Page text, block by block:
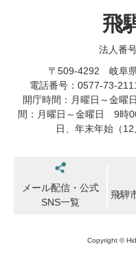
飛
法人番
〒509-4292 岐阜
電話番号：0577-73-
開庁時間：月曜日～金
間：月曜日～金曜日 9時
日、年末年始（
メール配信・公式
SNS一覧
飛騨
Copyright ©